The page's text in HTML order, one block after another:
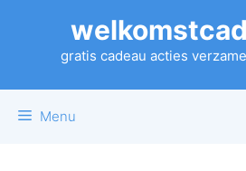
gratis cadeau acties
Menu